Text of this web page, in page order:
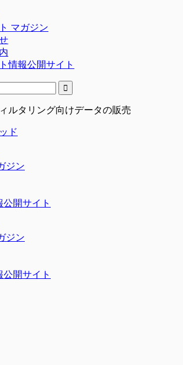
マガジン
情報公開サイト
ルタリング向けデータの販売
ド
ジン
開サイト
ジン
開サイト